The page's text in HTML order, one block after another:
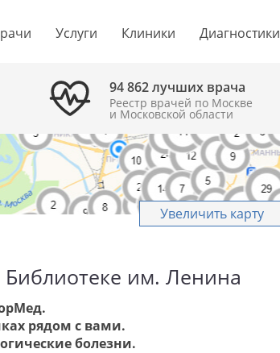
Услуги Клиники Диагностики
94 862 лучших врача
Реестр врачей по Москве
и Московской области
Увеличить карту
им. Ленина
рядом с вами.
болезни.